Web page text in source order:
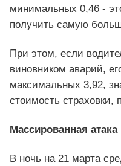
минимальных 0,46 -
получить самую
При этом, если
виновником аварий,
максимальных 3,92,
стоимость страховки,
Массированная
В ночь на 21 марта